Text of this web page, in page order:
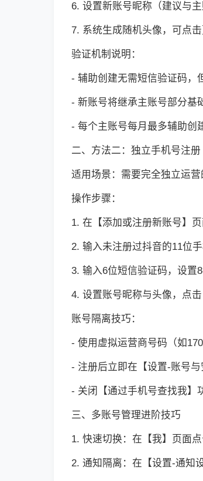
6. 设置新账号昵称（建议与
7. 系统生成随机头像，可点
验证机制说明：
- 辅助创建无需短信验证码，
- 新账号将继承主账号部分基
- 每个主账号每月最多辅助创
二、方法二：独立手机号注册
适用场景：需要完全独立运
操作步骤：
1. 在【添加或注册新账号】
2. 输入未注册过抖音的11位
3. 输入6位短信验证码，设置
4. 设置账号昵称与头像，点
账号隔离技巧：
- 使用虚拟运营商号码（如
- 注册后立即在【设置-账号
- 关闭【通过手机号查找我】
三、多账号管理进阶技巧
1. 快速切换：在【我】页面
2. 通知隔离：在【设置-通知